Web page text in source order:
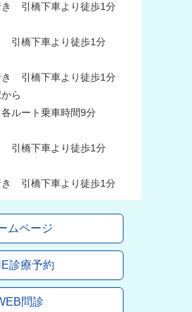
き 引橋下車より徒歩1分
引橋下車より徒歩1分
き 引橋下車より徒歩1分
ら
ルート乗車時間9分
引橋下車より徒歩1分
き 引橋下車より徒歩1分
ムページ
診療予約
問診